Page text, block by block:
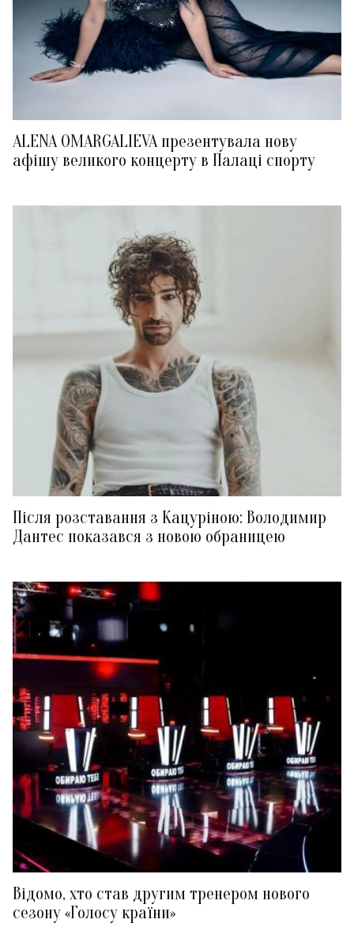
ALENA OMARGALIEVA презентувала нову
афішу великого концерту в Палаці спорту
Після розставання з Кацуріною: Володимир
Дантес показався з новою обраницею
Відомо, хто став другим тренером нового
сезону «Голосу країни»